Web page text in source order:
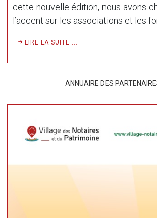
cette nouvelle édition, nous avons
l’accent sur les associations et les
LIRE LA SUITE ...
ANNUAIRE DES